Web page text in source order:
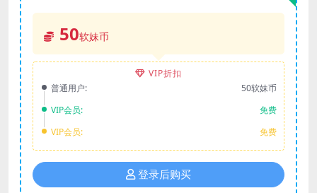
50软妹币
VIP折扣
普通用户:
50软妹币
VIP会员:
免费
VIP会员:
免费
登录后购买